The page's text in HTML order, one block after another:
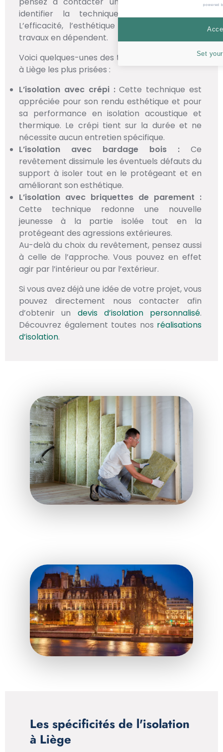
identifier la technique d’isolation idéale.
L’efficacité, l’esthétique et le coût de vos
travaux en dépendent.
Voici quelques-unes des techniques d’isolation
à Liège les plus prisées :
L’isolation avec crépi :Cette technique est
appréciée pour son rendu esthétique et pour
sa performance en isolation acoustique et
thermique. Le crépi tient sur la durée et ne
nécessite aucun entretien spécifique.
L’isolation avec bardage bois : Ce
revêtement dissimule les éventuels défauts du
support à isoler tout en le protégeant et en
améliorant son esthétique.
L’isolation avec briquettes de parement :
Cette technique redonne une nouvelle
jeunesse à la partie isolée tout en la
protégeant des agressions extérieures.
Au-delà du choix du revêtement, pensez aussi
à celle de l’approche. Vous pouvez en effet
agir par l’intérieur ou par l’extérieur.
Si vous avez déjà une idée de votre projet, vous
pouvez directement nous contacter afin
d’obtenir un devis d’isolation personnalisé.
Découvrez également toutes nos réalisations
d’isolation.
Les spécificités de l'isolation
à Liège
powered
Set